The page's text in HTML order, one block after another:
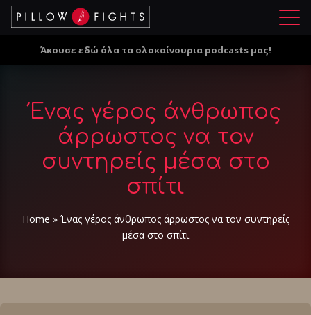
Μ
ο
Άκουσε εδώ όλα τα ολοκαίνουρια podcasts μας!
Ένας γέρος άνθρωπος
άρρωστος να τον
συντηρείς μέσα στο
σπίτι
Home » Ένας γέρος άνθρωπος άρρωστος να τον συντηρείς
μέσα στο σπίτι